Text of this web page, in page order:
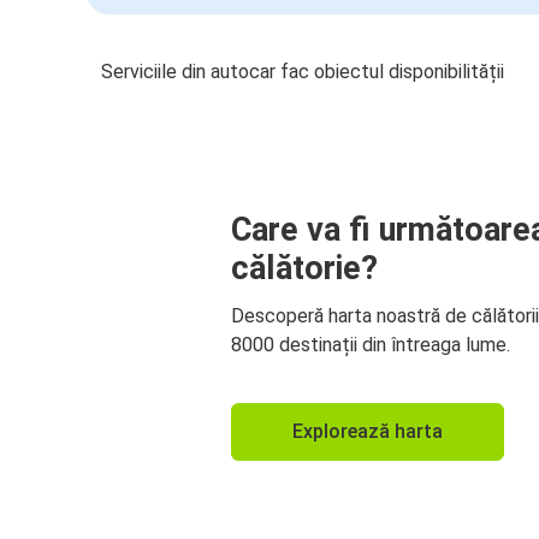
Serviciile din autocar fac obiectul disponibilității
Care va fi
călătorie?
Descoperă harta noastră de
8000 destinații din întreaga lume.
Explorează harta